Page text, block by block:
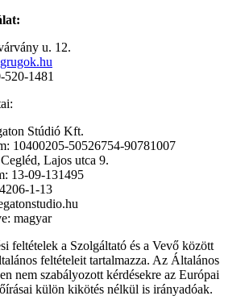
u. 12.
1481
Stúdió Kft.
10400205-50526754-90781007
Lajos utca 9.
13-09-131495
1-13
magyar
feltételek a Szolgáltató és a Vevő között
feltételeit tartalmazza. Az Általános
nem szabályozott kérdésekre az Európai
külön kikötés nélkül is irányadóak.